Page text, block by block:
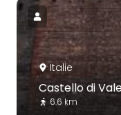
Italie
Castello di
6.6 km